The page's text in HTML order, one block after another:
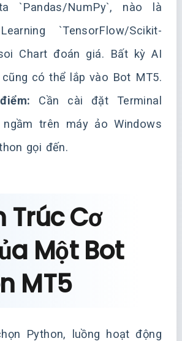
`Pandas/NumPy`, nào là
`TensorFlow/Scikit-
Chart đoán giá. Bất kỳ AI
có thể lắp vào Bot MT5.
Cần cài đặt Terminal
trên máy ảo Windows
gọi đến.
Trúc Cơ
Một Bot
MT5
Python, luồng hoạt động